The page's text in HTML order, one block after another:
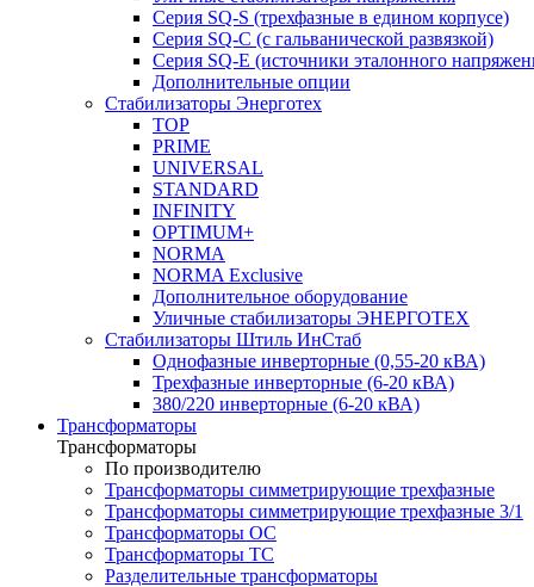
Серия SQ-S (трехфазные в едином корпусе)
Серия SQ-C (с гальванической развязкой)
Cерия SQ-E (источники эталонного
Дополнительные опции
Стабилизаторы Энерготех
TOP
PRIME
UNIVERSAL
STANDARD
INFINITY
OPTIMUM+
NORMA
NORMA Exclusive
Дополнительное оборудование
Уличные стабилизаторы ЭНЕРГОТЕХ
Стабилизаторы Штиль ИнСтаб
Однофазные инверторные (0,55-20 кВА)
Трехфазные инверторные (6-20 кВА)
380/220 инверторные (6-20 кВА)
Трансформаторы
Трансформаторы
По производителю
Трансформаторы симметрирующие трехфазные
Трансформаторы симметрирующие трехфазные 3/1
Трансформаторы ОС
Трансформаторы ТС
Разделительные трансформаторы